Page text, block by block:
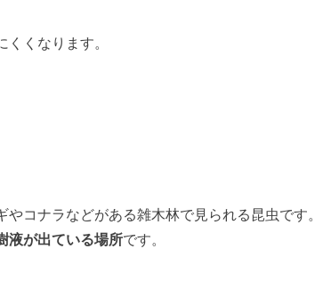
くなります。
コナラなどがある雑木林で見られる昆虫です。
液が出ている場所です。